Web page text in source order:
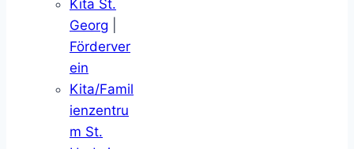
Kita St.
Georg
Förderver
ein
Kita/Famil
ienzentru
m St.